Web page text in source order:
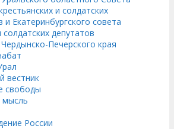
и солдатских
и Екатеринбургского совета
депутатов
Печерского края
вестник
свободы
мысль
России